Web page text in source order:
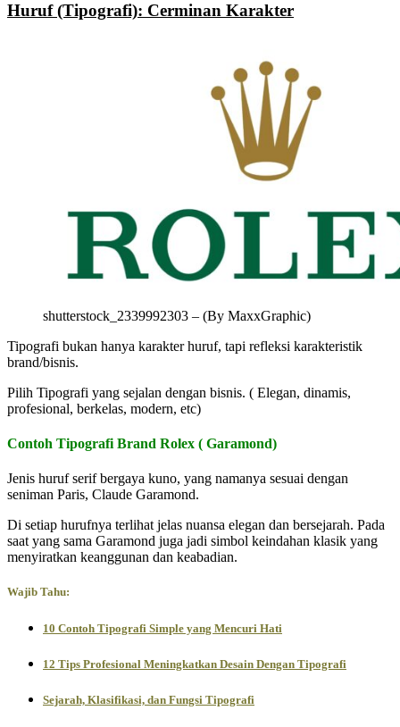
Huruf (Tipografi): Cerminan Karakter
shutterstock_2339992303 – (By MaxxGraphic)
Tipografi bukan hanya karakter huruf, tapi refleksi karakteristik
brand/bisnis.
Pilih Tipografi yang sejalan dengan bisnis. ( Elegan, dinamis,
profesional, berkelas, modern, etc)
Contoh Tipografi Brand Rolex ( Garamond)
Jenis huruf serif bergaya kuno, yang namanya sesuai dengan
seniman Paris, Claude Garamond.
Di setiap hurufnya terlihat jelas nuansa elegan dan bersejarah. Pada
saat yang sama Garamond juga jadi simbol keindahan klasik yang
menyiratkan keanggunan dan keabadian.
Wajib Tahu:
10 Contoh Tipografi Simple yang Mencuri Hati
12 Tips Profesional Meningkatkan Desain Dengan Tipografi
Sejarah, Klasifikasi, dan Fungsi Tipografi